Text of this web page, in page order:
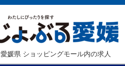
愛媛県 ショッピングモール内の求人